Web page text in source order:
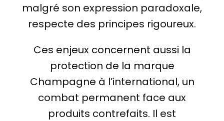
malgré son expression paradoxale,
respecte des principes rigoureux.
Ces enjeux concernent aussi la
protection de la marque
Champagne à l’international, un
combat permanent face aux
produits contrefaits. Il est